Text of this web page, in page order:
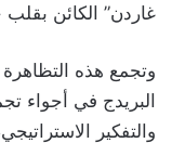
غاردن” الكائن
وتجمع هذه
البريدج في أجواء
والتفكير